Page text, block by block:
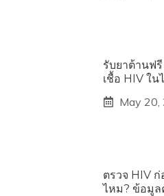
รับยาต้านฟ
เชื้อ HIV ใน
May 20,
ตรวจ HIV
ไหม? ข้อมูล